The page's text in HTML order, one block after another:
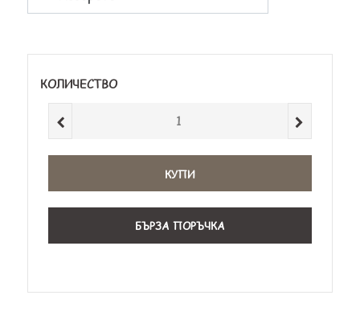
КОЛИЧЕСТВО
БЪРЗА ПОРЪЧКА